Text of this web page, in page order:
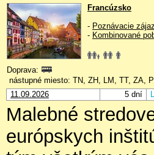
Francúzsko
- Poznávacie
- Kombinované
Doprava:
nástupné miesto: TN, ZH, LM, TT, ZA,
11.09.2026
5 dní
Malebné
európskych